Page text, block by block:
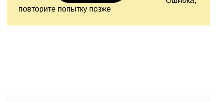
повторите попытку позже